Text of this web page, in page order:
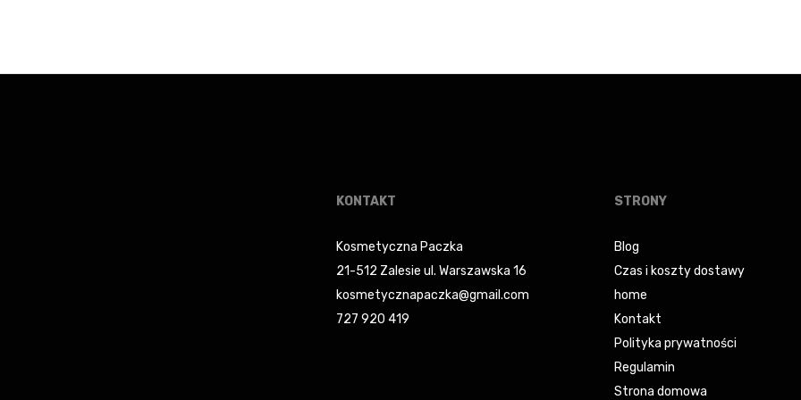
KONTAKT
Kosmetyczna Paczka
21-512 Zalesie ul. Warszawska 16
kosmetycznapaczka@gmail.com
727 920 419
STRONY
Blog
Czas i koszty dostawy
home
Kontakt
Polityka prywatności
Regulamin
Strona domowa